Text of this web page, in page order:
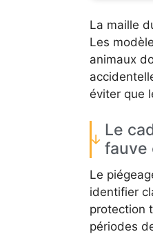
La maille
Les
animaux
éviter que
Le
fauve
Le
identifier
protection
périodes